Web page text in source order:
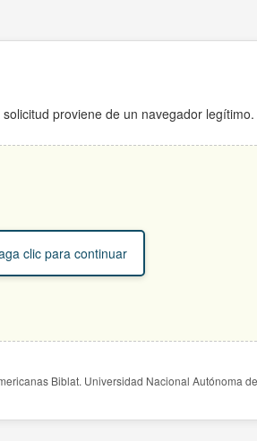
proviene de un navegador legítimo.
clic para continuar
Biblat. Universidad Nacional Autónoma